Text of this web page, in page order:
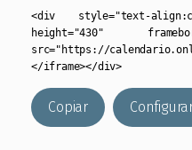
<div style="text-
height="430"
src="https://
</iframe></div>
Copiar